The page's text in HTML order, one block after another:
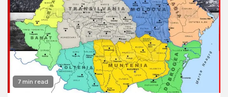
7 min read